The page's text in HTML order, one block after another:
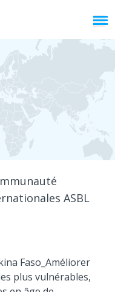
ASBL
Faso_ Améliorer
plus vulnérables,